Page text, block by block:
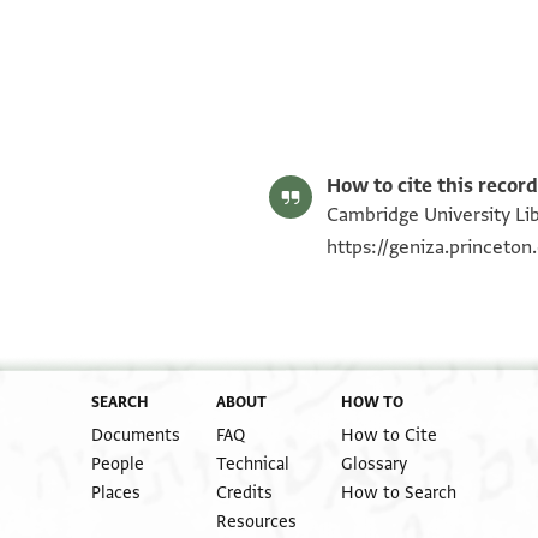
How to cite this
Cambridge University
https://
SEARCH
Documents
People
Places
ABOUT
FAQ
Technical
Credits
Resources
HOW TO
How to Cite
Glossary
How to Search